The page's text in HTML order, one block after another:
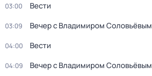
03:00 Вести
03:09 Вечер с Владимиром Соловьёвым
04:00 Вести
04:09 Вечер с Владимиром Соловьёвым